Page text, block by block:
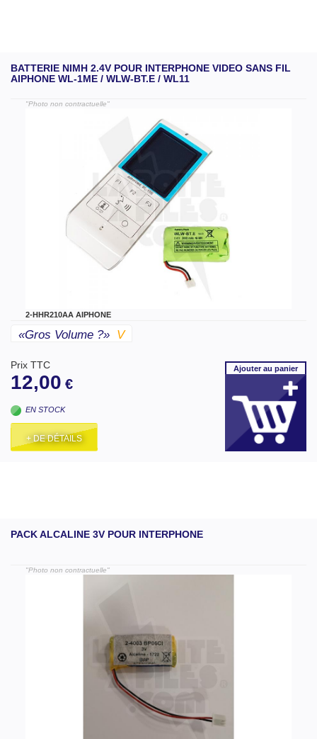
BATTERIE NIMH 2.4V POUR INTERPHONE VIDEO SANS FIL
AIPHONE WL-1ME / WLW-BT.E / WL11
"Photo non contractuelle"
2-HHR210AA AIPHONE
«gros Volume ?» V
Prix TTC
12,00 €
EN STOCK
+ DE DÉTAILS
Ajouterau panier
PACK ALCALINE 3V POUR INTERPHONE
"Photo non contractuelle"